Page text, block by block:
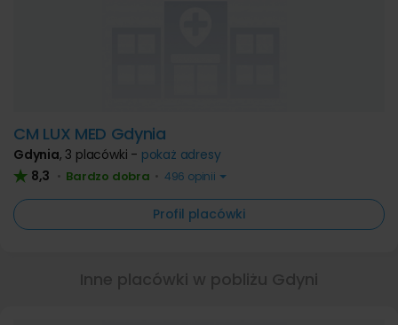
CM LUX MED Gdynia
Gdynia,3 placówki - pokaż adresy
8,3 • Bardzo dobra • 496 opinii
Profil placówki